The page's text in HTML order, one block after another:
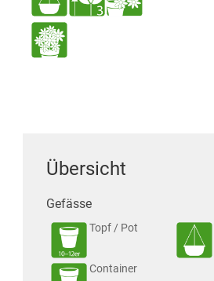
Übersicht
Gefässe
Topf / Pot
Container